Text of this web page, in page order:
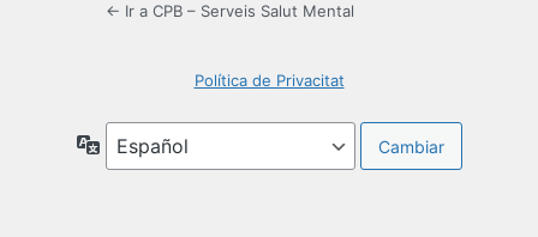
← Ir a CPB – Serveis Salut Mental
Política de Privacitat
Idioma